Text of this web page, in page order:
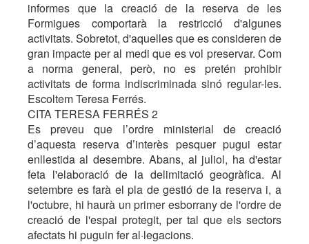
informes que la creació de la reserva de les
Formigues comportarà la restricció d'algunes
activitats. Sobretot, d'aquelles que es consideren de
gran impacte per al medi que es vol preservar. Com
a norma general, però, no es pretén prohibir
activitats de forma indiscriminada sinó regular-les.
Escoltem Teresa Ferrés.
CITA TERESA FERRÉS 2
Es preveu que l’ordre ministerial de creació
d’aquesta reserva d’interès pesquer pugui estar
enllestida al desembre. Abans, al juliol, ha d'estar
feta l'elaboració de la delimitació geogràfica. Al
setembre es farà el pla de gestió de la reserva i, a
l'octubre, hi haurà un primer esborrany de l'ordre de
creació de l'espai protegit, per tal que els sectors
afectats hi puguin fer al·legacions.